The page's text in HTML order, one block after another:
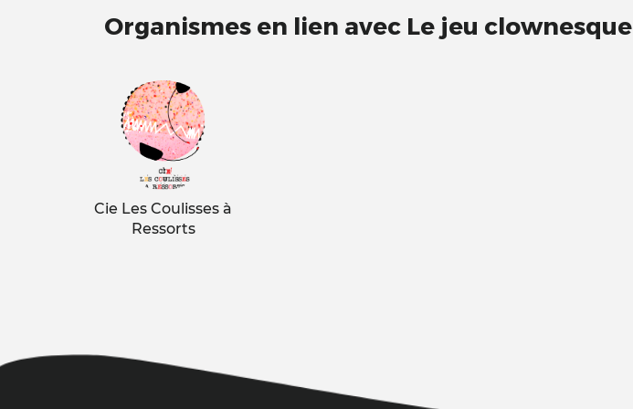
Organismes en lien avec Le jeu clownesque
Cie Les Coulisses à
Ressorts